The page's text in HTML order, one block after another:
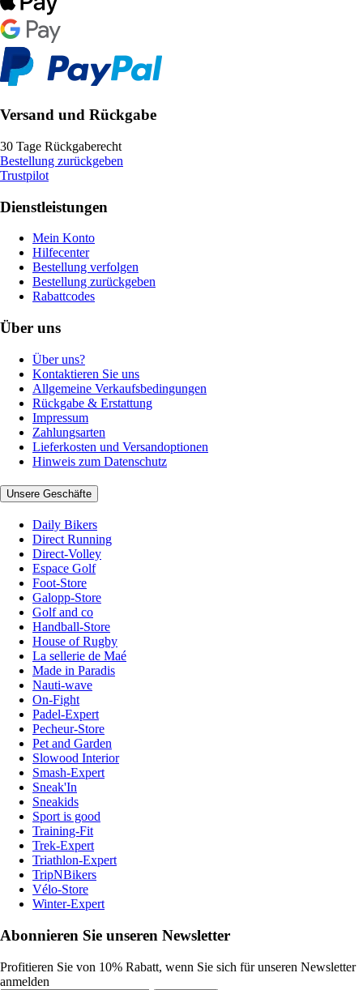
Versand und Rückgabe
30 Tage Rückgaberecht
Bestellung zurückgeben
Trustpilot
Dienstleistungen
Mein Konto
Hilfecenter
Bestellung verfolgen
Bestellung zurückgeben
Rabattcodes
Über uns
Über uns?
Kontaktieren Sie uns
Allgemeine Verkaufsbedingungen
Rückgabe & Erstattung
Impressum
Zahlungsarten
Lieferkosten und Versandoptionen
Hinweis zum Datenschutz
Unsere Geschäfte
Daily Bikers
Direct Running
Direct-Volley
Espace Golf
Foot-Store
Galopp-Store
Golf and co
Handball-Store
House of Rugby
La sellerie de Maé
Made in Paradis
Nauti-wave
On-Fight
Padel-Expert
Pecheur-Store
Pet and Garden
Slowood Interior
Smash-Expert
Sneak'In
Sneakids
Sport is good
Training-Fit
Trek-Expert
Triathlon-Expert
TripNBikers
Vélo-Store
Winter-Expert
Abonnieren Sie unseren Newsletter
Profitieren Sie von 10% Rabatt, wenn Sie sich für unseren Newsletter
anmelden